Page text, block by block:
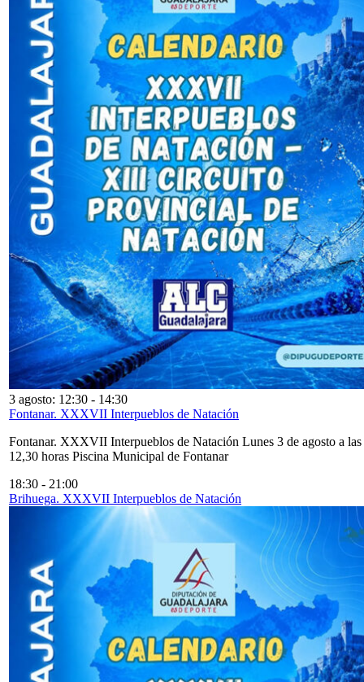
3 agosto: 12:30 - 14:30
Fontanar. XXXVII Interpueblos de Natación
Fontanar. XXXVII Interpueblos de Natación Lunes 3 de agosto a las
12,30 horas Piscina Municipal de Fontanar
18:30 - 21:00
Brihuega. XXXVII Interpueblos de Natación